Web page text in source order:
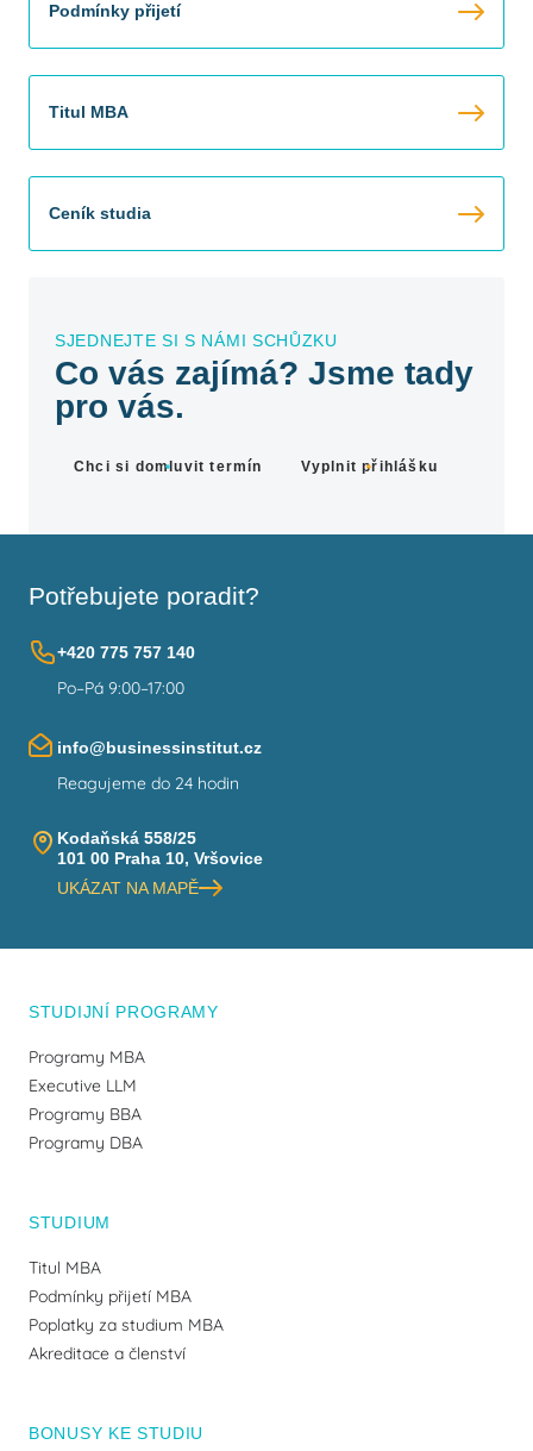
Podmínky přijetí
Titul MBA
Ceník studia
SJEDNEJTE SI S NÁMI SCHŮZKU
Co vás zajímá? Jsme tady
pro vás.
Chci si domluvit termín Vyplnit přihlášku
Potřebujete poradit?
+420 775 757 140
Po–Pá 9:00–17:00
info@businessinstitut.cz
Reagujeme do 24 hodin
Kodaňská 558/25
101 00 Praha 10, Vršovice
UKÁZAT NA MAPĚ
STUDIJNÍ PROGRAMY
Programy MBA
Executive LLM
Programy BBA
Programy DBA
STUDIUM
Titul MBA
Podmínky přijetí MBA
Poplatky za studium MBA
Akreditace a členství
BONUSY KE STUDIU